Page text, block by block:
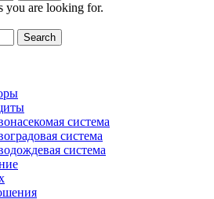
you are looking for.
Search
система
система
система